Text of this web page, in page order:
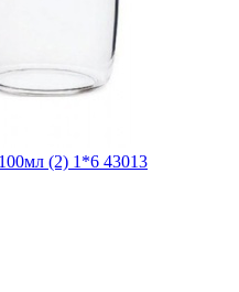
(2) 1*6 43013